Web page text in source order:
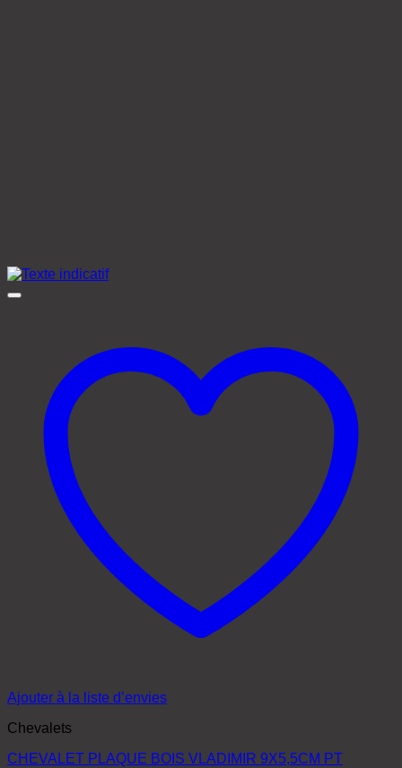
Ajouter à la liste d’envies
Chevalets
CHEVALET PLAQUE BOIS VLADIMIR 9X5,5CM PT